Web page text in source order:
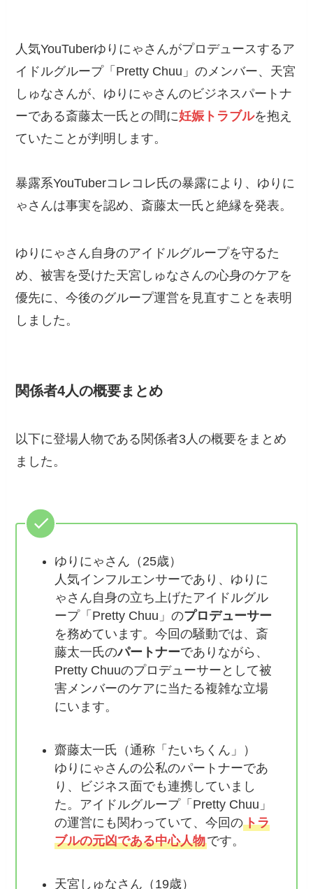
人気YouTuberゆりにゃさんがプロデュースするア
イドルグループ「Pretty Chuu」のメンバー、天宮
しゅなさんが、ゆりにゃさんのビジネスパートナ
ーである斎藤太一氏との間に妊娠トラブルを抱え
ていたことが判明します。
暴露系YouTuberコレコレ氏の暴露により、ゆりに
ゃさんは事実を認め、斎藤太一氏と絶縁を発表。
ゆりにゃさん自身のアイドルグループを守るた
め、被害を受けた天宮しゅなさんの心身のケアを
優先に、今後のグループ運営を見直すことを表明
しました。
関係者4人の概要まとめ
以下に登場人物である関係者3人の概要をまとめ
ました。
ゆりにゃさん（25歳）
人気インフルエンサーであり、ゆりに
ゃさん自身の立ち上げたアイドルグル
ープ「Pretty Chuu」のプロデューサー
を務めています。今回の騒動では、斎
藤太一氏のパートナーでありながら、
Pretty Chuuのプロデューサーとして被
害メンバーのケアに当たる複雑な立場
にいます。
齋藤太一氏（通称「たいちくん」）
ゆりにゃさんの公私のパートナーであ
り、ビジネス面でも連携していまし
た。アイドルグループ「Pretty Chuu」
の運営にも関わっていて、今回のトラ
ブルの元凶である中心人物です。
天宮しゅなさん（19歳）